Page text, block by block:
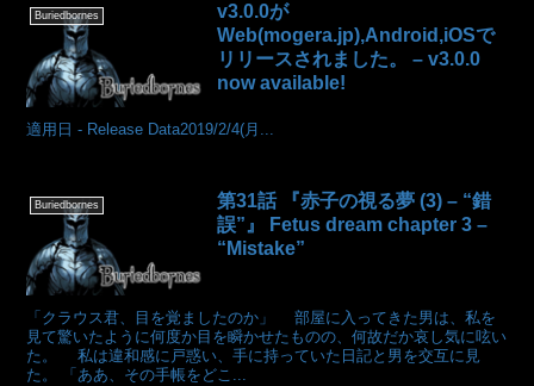
Buriedbornes
v3.0.0が
Web(mogera.jp),Android,iOSで
リリースされました。 – v3.0.0
now available!
適用日 - Release Data2019/2/4(月...
Buriedbornes
第31話 『赤子の視る夢 (3) – “錯
誤”』 Fetus dream chapter 3 –
“Mistake”
「クラウス君、目を覚ましたのか」 部屋に入ってきた男は、私を
見て驚いたように何度か目を瞬かせたものの、何故だか哀し気に呟い
た。 私は違和感に戸惑い、手に持っていた日記と男を交互に見
た。 「ああ、その手帳をどこ...